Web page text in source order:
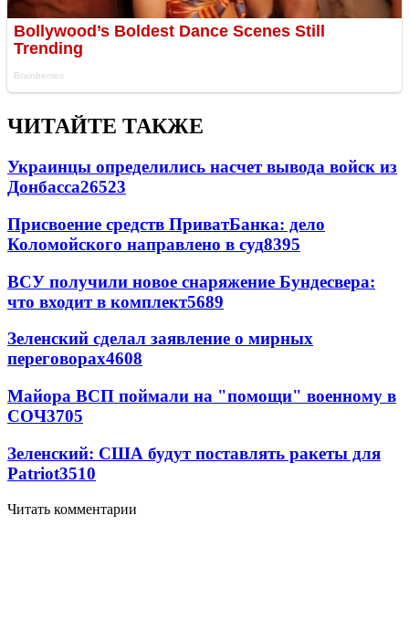
ЧИТАЙТЕ ТАКЖЕ
Украинцы определились насчет вывода войск из
Донбасса26523
Присвоение средств ПриватБанка: дело
Коломойского направлено в суд8395
ВСУ получили новое снаряжение Бундесвера:
что входит в комплект5689
Зеленский сделал заявление о мирных
переговорах4608
Майора ВСП поймали на "помощи" военному в
СОЧ3705
Зеленский: США будут поставлять ракеты для
Patriot3510
Читать комментарии